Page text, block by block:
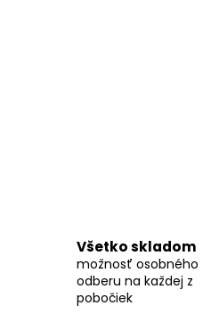
Všetko skladom
možnosť osobného
odberu na každej z
pobočiek